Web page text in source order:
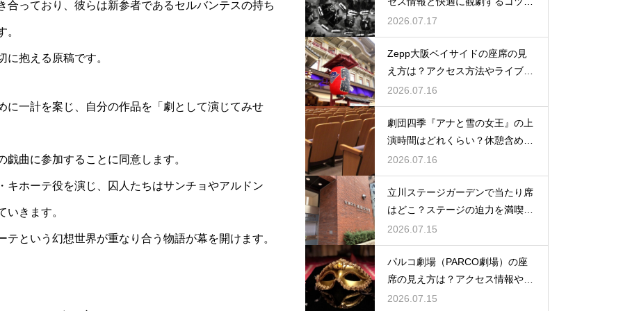
っており、彼らは新参者であるセルバンテスの持ち
。
抱える原稿です。
一計を案じ、自分の作品を「劇として演じてみせ
曲に参加することに同意します。
ホーテ役を演じ、囚人たちはサンチョやアルドン
きます。
という幻想世界が重なり合う物語が幕を開けます。
事前にチェック
2026.07.17
Zepp大阪ベイサイドの座席の見
え方は？アクセス方法やライブを
楽しむポイントを紹介
2026.07.16
劇団四季『アナと雪の女王』の上
演時間はどれくらい？休憩含めた
公演の長さを解説
2026.07.16
立川ステージガーデンで当たり席
はどこ？ステージの迫力を満喫で
きるベストポジションを紹介
2026.07.15
パルコ劇場（PARCO劇場）の座
席の見え方は？アクセス情報や劇
場の特徴も徹底紹介
2026.07.15